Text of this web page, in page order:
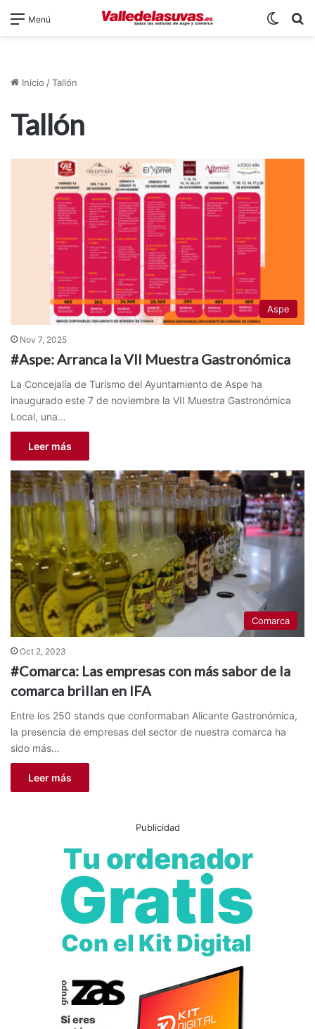
Menú
Inicio /Tallón
Tallón
Aspe
Nov 7, 2025
#Aspe: Arranca la VII Muestra Gastronómica
La Concejalía de Turismo del Ayuntamiento de Aspe ha
inaugurado este 7 de noviembre la VII Muestra Gastronómica
Local, una…
Leer más
Comarca
Oct 2, 2023
#Comarca: Las empresas con más sabor de la
comarca brillan en IFA
Entre los 250 stands que conformaban Alicante Gastronómica,
la presencia de empresas del sector de nuestra comarca ha
sido más…
Leer más
Publicidad